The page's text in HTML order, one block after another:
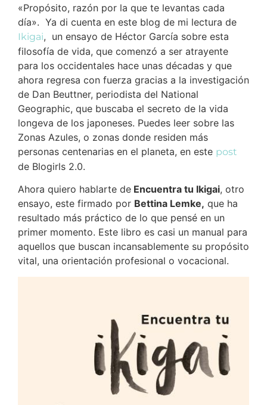
«Propósito, razón por la que te levantas cada
día». Ya di cuenta en este blog de mi lectura de
Ikigai, un ensayo de Héctor García sobre esta
filosofía de vida, que comenzó a ser atrayente
para los occidentales hace unas décadas y que
ahora regresa con fuerza gracias a la investigación
de Dan Beuttner, periodista del National
Geographic, que buscaba el secreto de la vida
longeva de los japoneses. Puedes leer sobre las
Zonas Azules, o zonas donde residen más
personas centenarias en el planeta, en este post
de Blogirls 2.0.
Ahora quiero hablarte de Encuentra tu Ikigai, otro
ensayo, este firmado por Bettina Lemke, que ha
resultado más práctico de lo que pensé en un
primer momento. Este libro es casi un manual para
aquellos que buscan incansablemente su propósito
vital, una orientación profesional o vocacional.